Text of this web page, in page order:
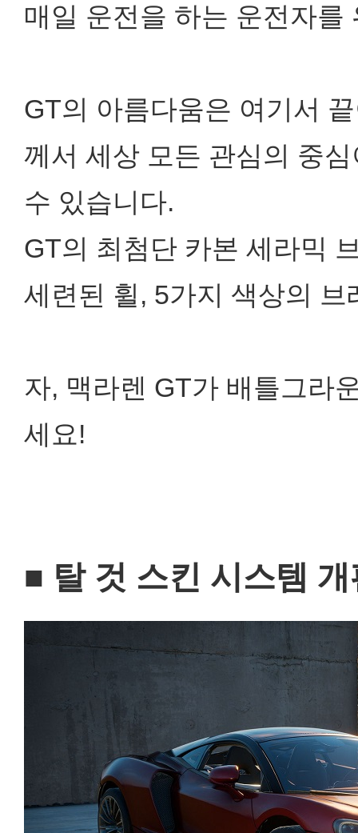
매일 운전을 하는 운전자
GT의 아름다움은 여기서
께서 세상 모든 관심의 중
수 있습니다.
GT의 최첨단 카본 세라믹
세련된 휠, 5가지 색상의
자, 맥라렌 GT가 배틀그라
세요!
■ 탈 것 스킨 시스템